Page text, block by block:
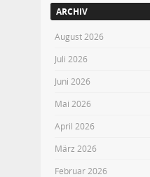
ARCHIV
August 2026
Juli 2026
Juni 2026
Mai 2026
April 2026
März 2026
Februar 2026